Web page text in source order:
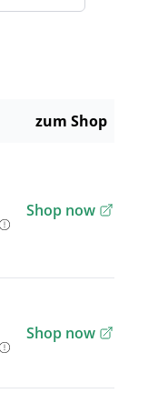
zum Shop
Shop now
Shop now